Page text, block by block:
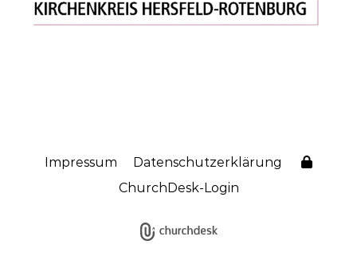
Impressum
Datenschutzerklärung
ChurchDesk-Login